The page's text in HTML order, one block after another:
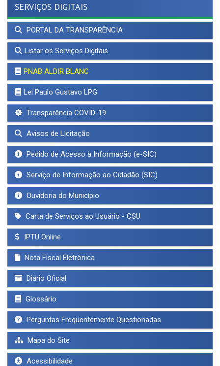
SERVIÇOS DIGITAIS
PORTAL DA TRANSPARÊNCIA
Listar os Serviços Digitais
PNAB ALDIR BLANC
Lei Paulo Gustavo LPG
Transparência COVID-19
Avisos de Licitação
Pedido de Acesso à Informação (e-SIC)
Serviço de Informação ao Cidadão (SIC)
Ouvidoria do Município
Carta de Serviços ao Usuário - CSU
IPTU Online
Nota Fiscal Eletrônica
Diário Oficial
Glossário
Perguntas Frequentemente Questionadas
Mapa do Site
Acessibilidade